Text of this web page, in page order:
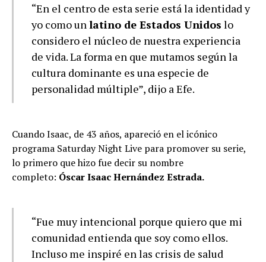
“En el centro de esta serie está la identidad y
yo como unlatino de Estados Unidos lo
considero el núcleo de nuestra experiencia
de vida. La forma en que mutamos según la
cultura dominante es una especie de
personalidad múltiple”, dijo a Efe.
Cuando Isaac, de 43 años, apareció en el icónico
programa Saturday Night Live para promover su serie,
lo primero que hizo fue decir su nombre
completo: Óscar Isaac Hernández Estrada.
“Fue muy intencional porque quiero que mi
comunidad entienda que soy como ellos.
Incluso me inspiré en las crisis de salud